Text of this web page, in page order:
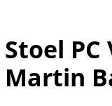
Stoel PC
Martin